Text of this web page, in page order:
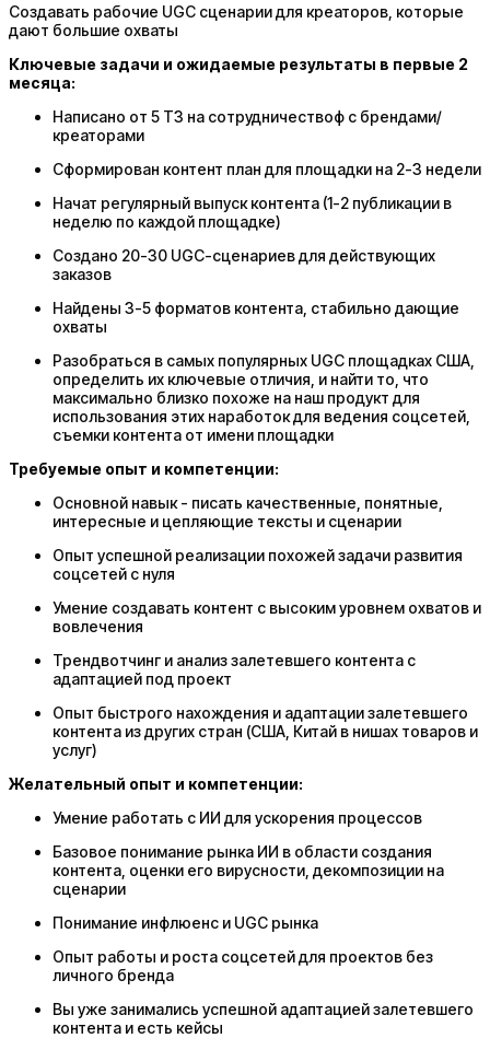
Создавать рабочие UGC сценарии для креаторов, которые
дают большие охваты
Ключевые задачи и ожидаемые результаты в первые 2
месяца:
Написано от 5 ТЗ на сотрудничествоф с брендами/
креаторами
Сформирован контент план для площадки на 2-3 недели
Начат регулярный выпуск контента (1-2 публикации в
неделю по каждой площадке)
Создано 20-30 UGC-сценариев для действующих
заказов
Найдены 3-5 форматов контента, стабильно дающие
охваты
Разобраться в самых популярных UGC площадках США,
определить их ключевые отличия, и найти то, что
максимально близко похоже на наш продукт для
использования этих наработок для ведения соцсетей,
съемки контента от имени площадки
Требуемые опыт и компетенции:
Основной навык - писать качественные, понятные,
интересные и цепляющие тексты и сценарии
Опыт успешной реализации похожей задачи развития
соцсетей с нуля
Умение создавать контент с высоким уровнем охватов и
вовлечения
Трендвотчинг и анализ залетевшего контента с
адаптацией под проект
Опыт быстрого нахождения и адаптации залетевшего
контента из других стран (США, Китай в нишах товаров и
услуг)
Желательный опыт и компетенции:
Умение работать с ИИ для ускорения процессов
Базовое понимание рынка ИИ в области создания
контента, оценки его вирусности, декомпозиции на
сценарии
Понимание инфлюенс и UGC рынка
Опыт работы и роста соцсетей для проектов без
личного бренда
Вы уже занимались успешной адаптацией залетевшего
контента и есть кейсы